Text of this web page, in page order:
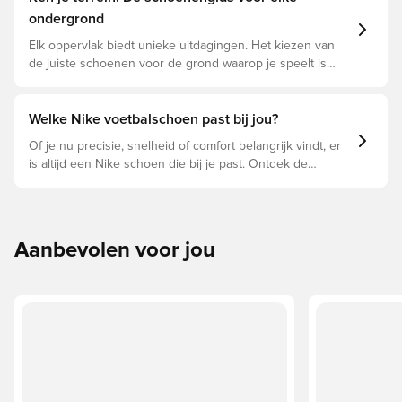
ondergrond
Elk oppervlak biedt unieke uitdagingen. Het kiezen van
de juiste schoenen voor de grond waarop je speelt is
schoen. Lees verder om te zien welke schoenen de
Welke Nike voetbalschoen past bij jou?
Of je nu precisie, snelheid of comfort belangrijk vindt, er
is altijd een Nike schoen die bij je past. Ontdek de
Aanbevolen voor jou